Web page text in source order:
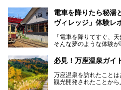
ロビーや客室が綺麗に
ッフェも人気！アクセ
温泉にある姉妹ホテルの
今回はそんな「亀の井
───
提供元：アイコニア・
この記事は亀の井ホテ
電車を降りたら秘湯
ヴィレッジ」体験レ
「電車を降りてすぐ、
そんな夢のような体験が
日帰り温泉の「水沼の
２つのエリアがありま
今回は、その中でも特に
魅力に焦点を当て、温
必見！万座温泉ガイ
万座温泉を訪れたことは
観光開発されたことから